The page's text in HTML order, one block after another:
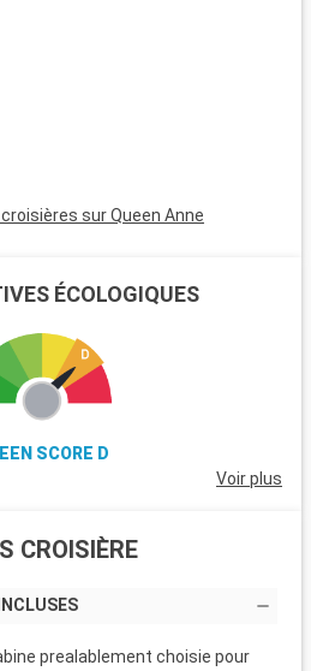
sur Queen Anne
ÉCOLOGIQUES
SCORE D
Voir plus
CROISIÈRE
prealablement choisie pour